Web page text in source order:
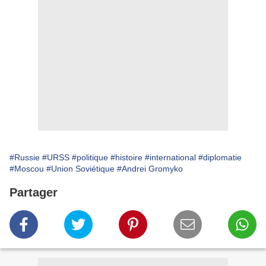
#Russie #URSS #politique #histoire #international #diplomatie
#Moscou #Union Soviétique #Andrei Gromyko
Partager